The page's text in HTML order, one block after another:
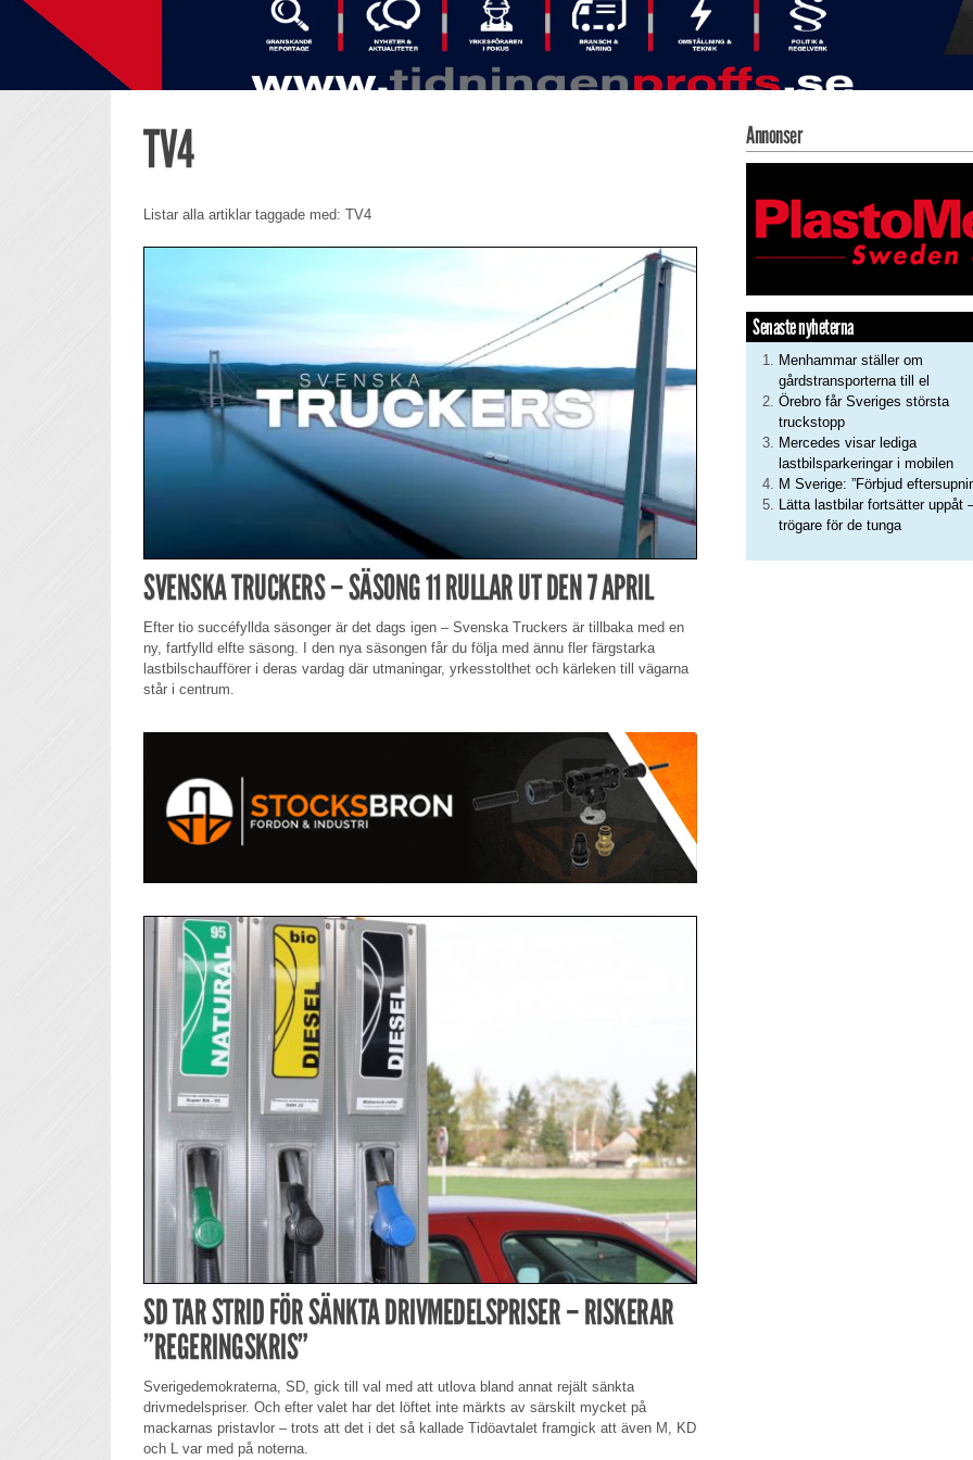
TV4
Listar alla artiklar taggade med: TV4
SVENSKA TRUCKERS – SÄSONG 11 RULLAR UT DEN 7 APRIL
Efter tio succéfyllda säsonger är det dags igen – Svenska Truckers är tillbaka med en
ny, fartfylld elfte säsong. I den nya säsongen får du följa med ännu fler färgstarka
lastbilschaufförer i deras vardag där utmaningar, yrkesstolthet och kärleken till vägarna
står i centrum.
SD TAR STRID FÖR SÄNKTA DRIVMEDELSPRISER – RISKERAR
”REGERINGSKRIS”
Sverigedemokraterna, SD, gick till val med att utlova bland annat rejält sänkta
drivmedelspriser. Och efter valet har det löftet inte märkts av särskilt mycket på
mackarnas pristavlor – trots att det i det så kallade Tidöavtalet framgick att även M, KD
och L var med på noterna.
Annonser
Senaste nyheterna
Menhammar ställer om
gårdstransporterna till el
Örebro får Sveriges största
truckstopp
Mercedes visar lediga
lastbilsparkeringar i mobilen
M Sverige: ”Förbjud
Lätta lastbilar fortsätter uppåt
trögare för de tunga